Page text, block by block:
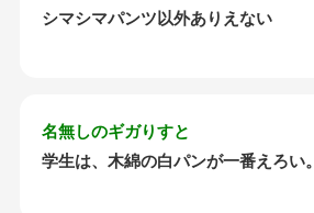
シマシマパンツ以外ありえない
名無しのギガりすと
学生は、木綿の白パンが一番えろい。